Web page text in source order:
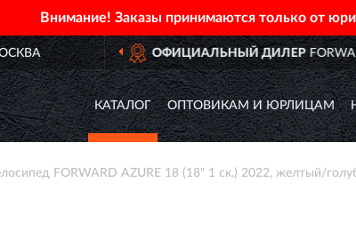
Внимание! Заказы принимаются только от
FORWARD В РОССИИ
КАТАЛОГ ОПТОВИКАМ И ЮРЛИЦАМ
FORWARD AZURE 18 (18" 1 ск.) 2022, желтый/